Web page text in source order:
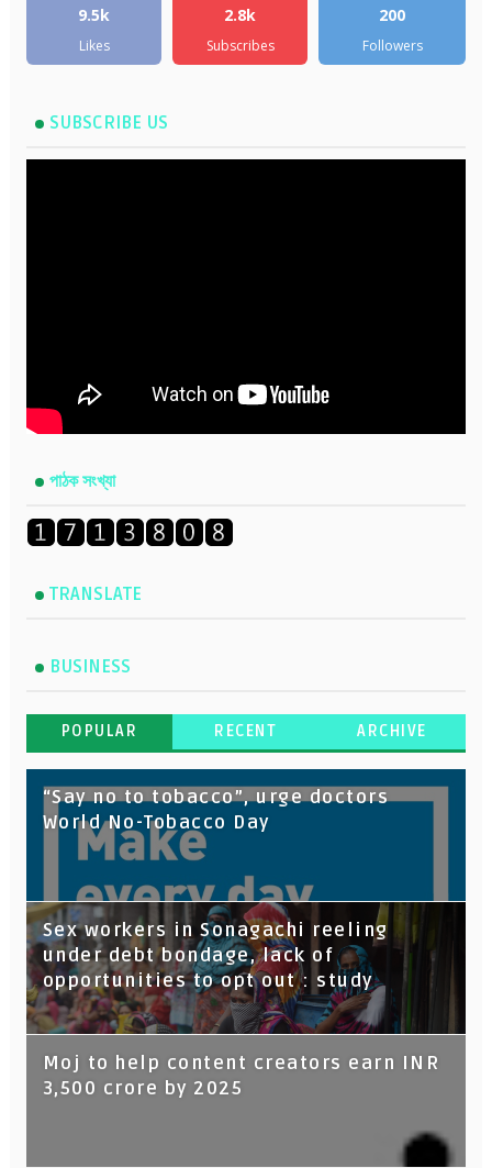
9.5k
Likes
2.8k
Subscribes
200
Followers
SUBSCRIBE US
পাঠক সংখ্যা
TRANSLATE
BUSINESS
POPULAR RECENT ARCHIVE
“Say no to tobacco”, urge doctors
World No-Tobacco Day
Sex workers in Sonagachi reeling
under debt bondage, lack of
opportunities to opt out : study
Moj to help content creators earn INR
3,500 crore by 2025